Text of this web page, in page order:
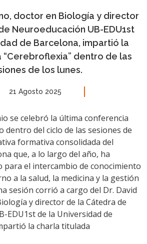
doctor en Biología y director
Neuroeducación UB-EDU1st
de Barcelona, impartió la
dentro de las
de los lunes.
21 Agosto 2025
se celebró la última conferencia
dentro del ciclo de las sesiones de
formativa consolidada del
que, a lo largo del año, ha
para el intercambio de conocimiento
a la salud, la medicina y la gestión
sesión corrió a cargo del Dr. David
y director de la Cátedra de
EDU1st de la Universidad de
la charla titulada